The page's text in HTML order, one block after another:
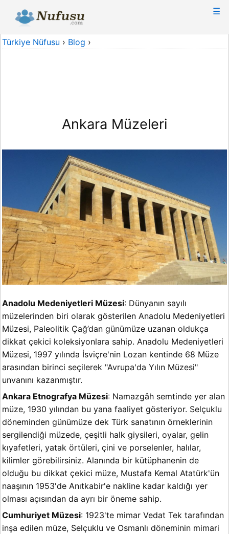
☰
Türkiye Nüfusu › Blog ›
Ankara Müzeleri
Anadolu Medeniyetleri Müzesi: Dünyanın sayılı
müzelerinden biri olarak gösterilen Anadolu Medeniyetleri
Müzesi, Paleolitik Çağ’dan günümüze uzanan oldukça
dikkat çekici koleksiyonlara sahip. Anadolu Medeniyetleri
Müzesi, 1997 yılında İsviçre'nin Lozan kentinde 68 Müze
arasından birinci seçilerek "Avrupa'da Yılın Müzesi"
unvanını kazanmıştır.
Ankara Etnografya Müzesi: Namazgâh semtinde yer alan
müze, 1930 yılından bu yana faaliyet gösteriyor. Selçuklu
döneminden günümüze dek Türk sanatının örneklerinin
sergilendiği müzede, çeşitli halk giysileri, oyalar, gelin
kıyafetleri, yatak örtüleri, çini ve porselenler, halılar,
kilimler görebilirsiniz. Alanında bir kütüphanenin de
olduğu bu dikkat çekici müze, Mustafa Kemal Atatürk'ün
naaşının 1953'de Anıtkabir'e nakline kadar kaldığı yer
olması açısından da ayrı bir öneme sahip.
Cumhuriyet Müzesi: 1923'te mimar Vedat Tek tarafından
inşa edilen müze, Selçuklu ve Osmanlı döneminin mimari